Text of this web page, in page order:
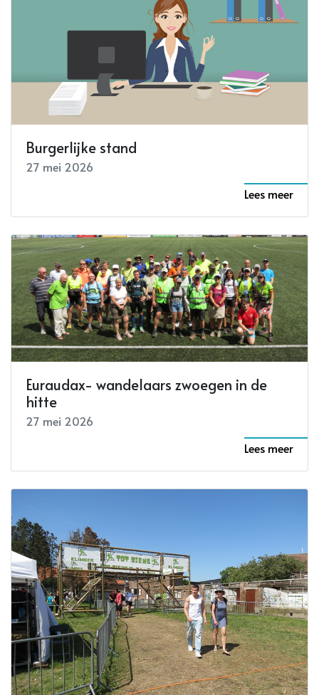
Burgerlijke stand
27 mei 2026
Lees meer
Euraudax- wandelaars zwoegen in de
hitte
27 mei 2026
Lees meer